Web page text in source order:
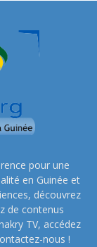
pour une
en Guinée et
découvrez
de contenus
TV, accédez
nous !